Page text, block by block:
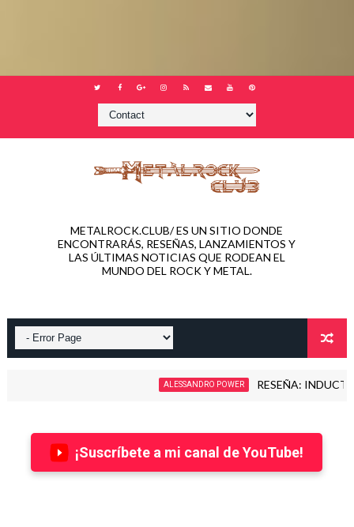
METALROCK.CLUB/ ES UN SITIO DONDE
ENCONTRARÁS, RESEÑAS, LANZAMIENTOS Y
LAS ÚLTIMAS NOTICIAS QUE RODEAN EL
MUNDO DEL ROCK Y METAL.
ALESSANDRO POWER RESEÑA: INDUCTION -
¡Suscríbete a mi canal de YouTube!